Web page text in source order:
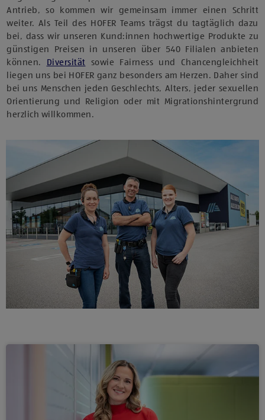
Antrieb, so kommen wir gemeinsam immer einen Schritt
weiter. Als Teil des HOFER Teams trägst du tagtäglich dazu
bei, dass wir unseren Kund:innen hochwertige Produkte zu
günstigen Preisen in unseren über 540 Filialen anbieten
können. Diversität sowie Fairness und Chancengleichheit
liegen uns bei HOFER ganz besonders am Herzen. Daher sind
bei uns Menschen jeden Geschlechts, Alters, jeder sexuellen
Orientierung und Religion oder mit Migrationshintergrund
herzlich willkommen.